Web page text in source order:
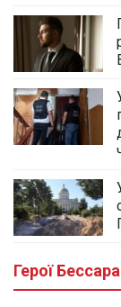
Герої